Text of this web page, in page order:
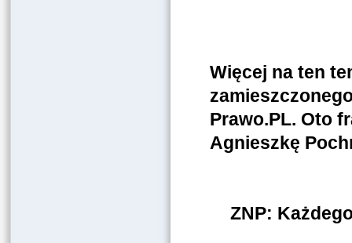
Więcej na ten
Prawo.PL. Oto
Agnieszkę
ZNP: